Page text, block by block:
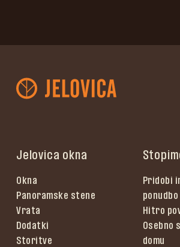
Jelovica okna
Okna
Panoramske stene
Vrata
Dodatki
Storitve
Pridobi
ponudbo
Hitro
Osebno
domu